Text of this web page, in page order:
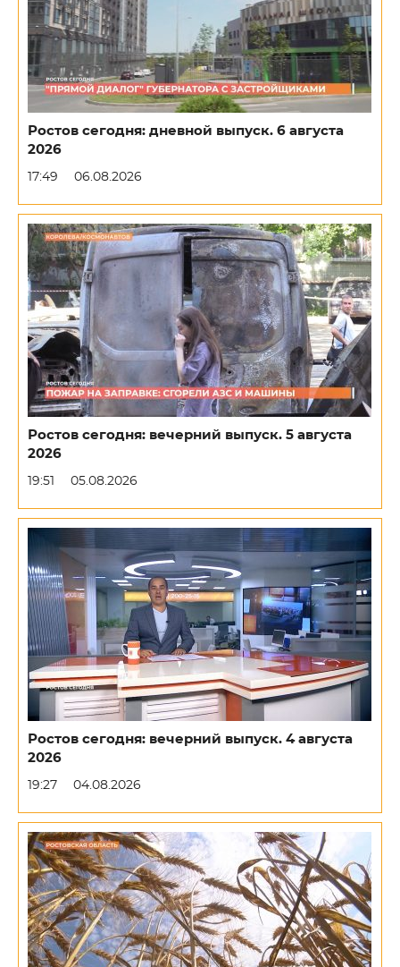
Ростов сегодня: дневной выпуск. 6 августа
2026
17:49 06.08.2026
Ростов сегодня: вечерний выпуск. 5 августа
2026
19:51 05.08.2026
Ростов сегодня: вечерний выпуск. 4 августа
2026
19:27 04.08.2026